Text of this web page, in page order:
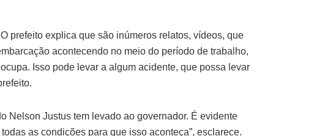
prefeito explica que são inúmeros relatos, vídeos, que
acontecendo no meio do período de trabalho,
Isso pode levar a algum acidente, que possa levar
Nelson Justus tem levado ao governador. É evidente
as condições para que isso aconteça”, esclarece.